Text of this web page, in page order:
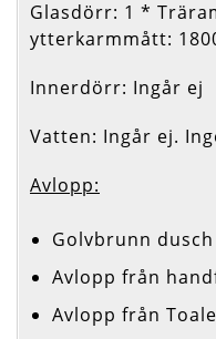
Glasdörr: 1 *
ytterkarmmått:
Innerdörr: Ingår ej
Vatten: Ingår ej.
Avlopp:
Golvbrunn dusch
Avlopp från
Avlopp från